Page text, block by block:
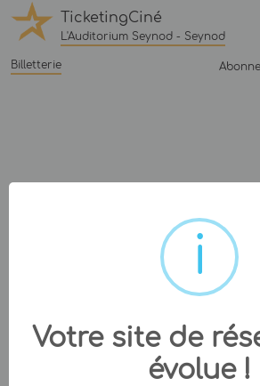
TicketingCiné
L'Auditorium Seynod - Seynod
Billetterie
Votre site de
évolue !